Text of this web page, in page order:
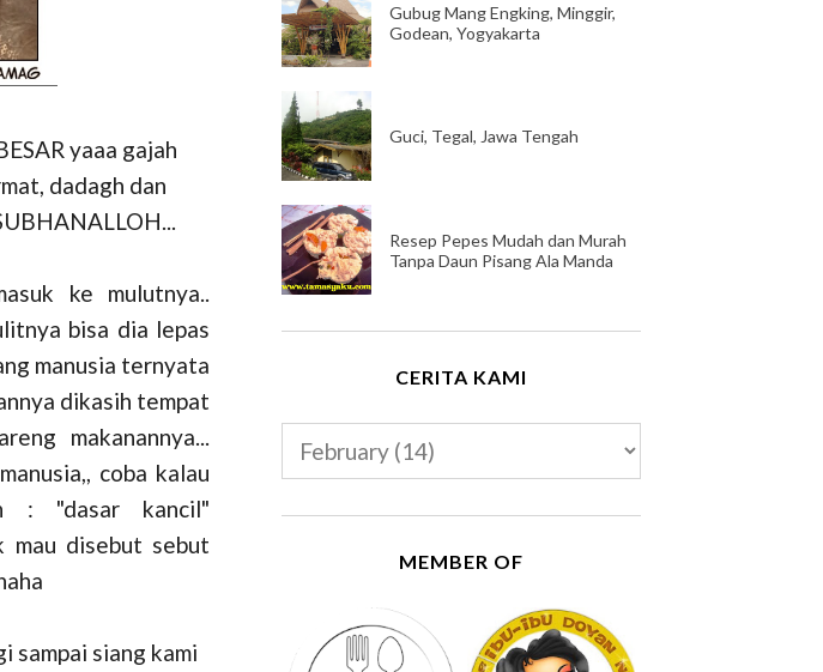
yaaa gajah
dadagh dan
ke mulutnya..
bisa dia lepas
manusia ternyata
dikasih tempat
makanannya...
coba kalau
: "dasar kancil"
mau disebut sebut
sampai siang kami
Gubug Mang Engking, Minggir,
Godean, Yogyakarta
Guci, Tegal, Jawa Tengah
Resep Pepes Mudah dan Murah
Tanpa Daun Pisang Ala Manda
CERITA KAMI
MEMBER OF